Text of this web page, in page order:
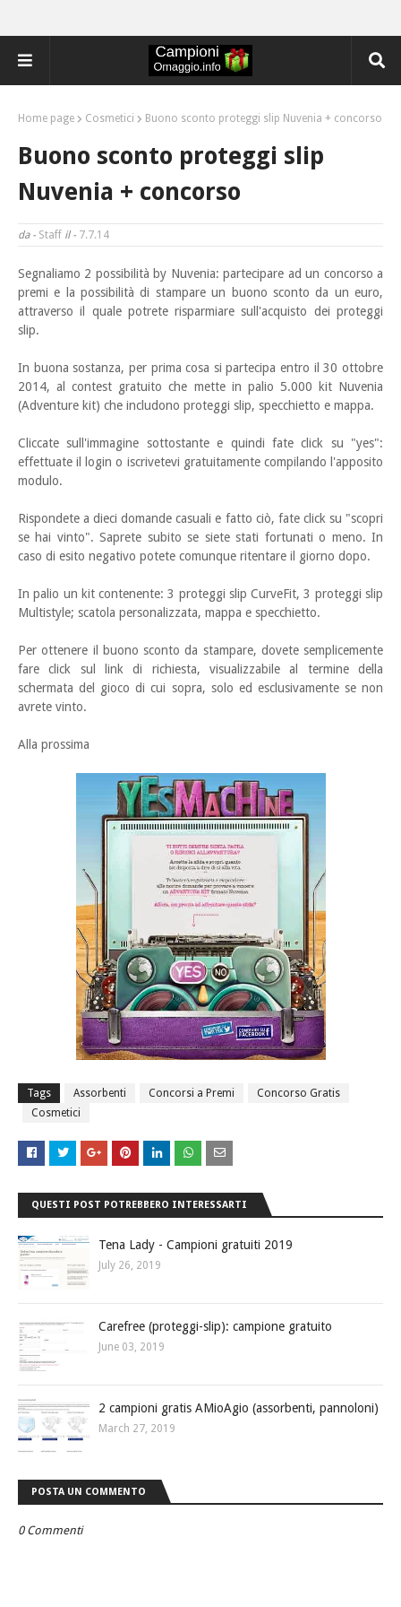
Home page Cosmetici Buono sconto proteggi slip Nuvenia + concorso
Buono sconto proteggi slip
Nuvenia + concorso
da - Staff il - 7.7.14
Segnaliamo 2 possibilità by Nuvenia: partecipare ad un concorso a
premi e la possibilità di stampareun buono sconto da un euro,
attraverso il quale potrete risparmiare sull'acquisto dei proteggi
slip.
In buona sostanza, per prima cosa si partecipa entro il 30 ottobre
2014, al contest gratuito che mette in palio 5.000 kit Nuvenia
(Adventure kit) che includono proteggi slip, specchietto e mappa.
Cliccate sull'immagine sottostante e quindi fate click su "yes":
effettuate il login o iscrivetevi gratuitamente compilando l'apposito
modulo.
Rispondete a dieci domande casuali e fatto ciò, fate click su "scopri
se hai vinto". Saprete subito se siete stati fortunati o meno. In
caso di esito negativo potete comunque ritentare il giorno dopo.
In palio un kit contenente: 3 proteggi slip CurveFit, 3 proteggi slip
Multistyle; scatola personalizzata, mappa e specchietto.
Per ottenere il buono sconto da stampare, dovete semplicemente
fare click sul link di richiesta, visualizzabile al termine della
schermata del gioco di cui sopra, solo ed esclusivamente se non
avrete vinto.
Alla prossima
Tags Assorbenti Concorsi a Premi
Concorso Gratis
Cosmetici
QUESTI POST POTREBBERO INTERESSARTI
Tena Lady - Campioni gratuiti 2019
July 26, 2019
Carefree (proteggi-slip): campione gratuito
June 03, 2019
2 campioni gratis AMioAgio (assorbenti, pannoloni)
March 27, 2019
POSTA UN COMMENTO
0 Commenti